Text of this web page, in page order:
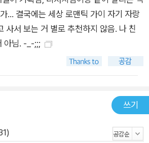
」는 남성 자살의 가장 큰 위험 요인
들은 사회적 관계망
독사를 맞는다. 영국에서는 매년 약 4,0
는데, 이중 남성의 비율이 75퍼센트에
클라이넨버그는 저자와의 면담에서 “여성
능성은 훨씬 낮다”는 사실을 짚으며,
친구·가족·이웃과의 사회적 관계가 단절
적”기 때문이라 설명한다. 이는 한국의 남
... 결국에는 세상 로맨틱 가이 자기 자랑
사서 보는 거 별로 추천하지 않음. 나 친
아님. -_-;;;
쓰기